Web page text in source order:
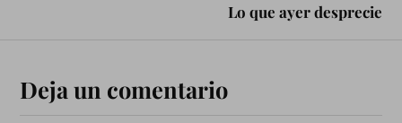
Lo que ayer desprecie
Deja un comentario